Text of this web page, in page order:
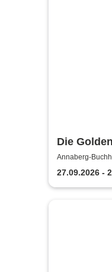
Die
Melodien
Annaberg-
Buchholz
27.09.2026 -